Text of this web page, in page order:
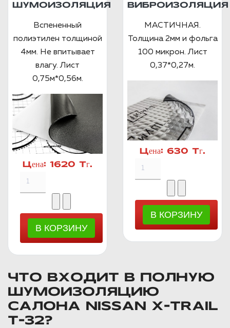
ШУМОИЗОЛЯЦИЯ
Вспененный
полиэтилен толщиной
4мм. Не впитывает
влагу. Лист
0,75м*0,56м.
Цена: 1620 Тг.
ВИБРОИЗОЛЯЦИЯ
МАСТИЧНАЯ.
Толщина 2мм и фольга
100 микрон. Лист
0,37*0,27м.
Цена: 630 Тг.
ЧТО ВХОДИТ В ПОЛНУЮ
ШУМОИЗОЛЯЦИЮ
САЛОНА NISSAN X-TRAIL
T-32?